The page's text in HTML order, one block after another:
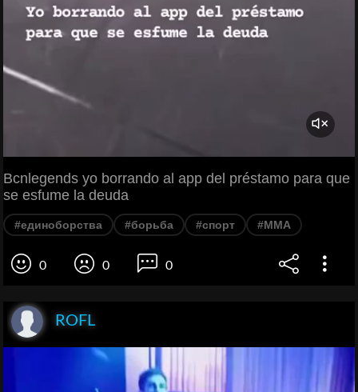
Bcnlegends yo borrando al app del préstamo para que
se esfume la deuda
#единоборства #борьба #спорт #ММА
0 0 0
ROFL